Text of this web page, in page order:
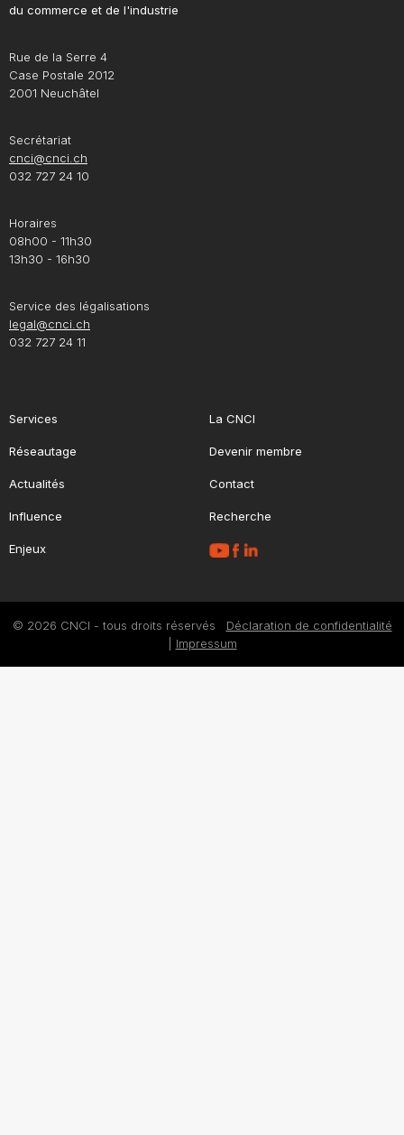
du commerce et de l'industrie
Rue de la Serre 4
Case Postale 2012
2001 Neuchâtel
Secrétariat
cnci@cnci.ch
032 727 24 10
Horaires
08h00 - 11h30
13h30 - 16h30
Service des légalisations
legal@cnci.ch
032 727 24 11
Services
Réseautage
Actualités
Influence
Enjeux
La CNCI
Devenir membre
Contact
Recherche
© 2026 CNCI - tous droits réservés Déclaration de confidentialité
Impressum